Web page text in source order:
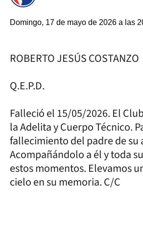
Domingo, 17 de mayo de 2026 a las
ROBERTO JESÚS COSTANZO
Q.E.P.D.
Falleció el 15/05/2026. El
la Adelita y Cuerpo Técnico.
fallecimiento del padre de su
Acompañándolo a él y toda
estos momentos. Elevamos
cielo en su memoria. C/C